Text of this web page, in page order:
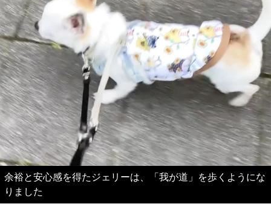
余裕と安心感を得たジェリーは、「我が道」を歩くようにな
りました